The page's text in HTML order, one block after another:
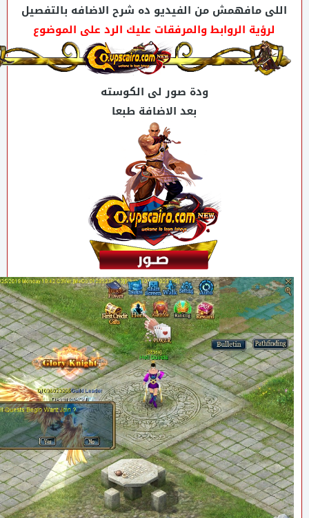
اللى مافهمش من الفيديو ده شرح الاضافه بالتفصيل
لرؤية الروابط والمرفقات عليك الرد على الموضوع
ودة صور لى الكوسته
بعد الاضافة طبعا